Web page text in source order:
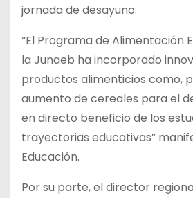
jornada de desayuno.
“El Programa de Alimentación
la Junaeb ha incorporado
productos alimenticios como,
aumento de cereales para el
en directo beneficio de los
trayectorias educativas”
Educación.
Por su parte, el director